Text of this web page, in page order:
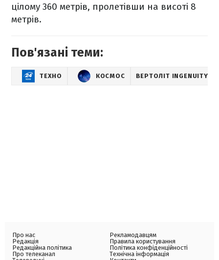
цілому 360 метрів, пролетівши на висоті 8
метрів.
Пов'язані теми:
ТЕХНО КОСМОС ВЕРТОЛІТ INGENUITY
Про нас
Редакція
Редакційна політика
Про телеканал
Рекламодавцям
Правила користування
Політика конфіденційності
Технічна інформація